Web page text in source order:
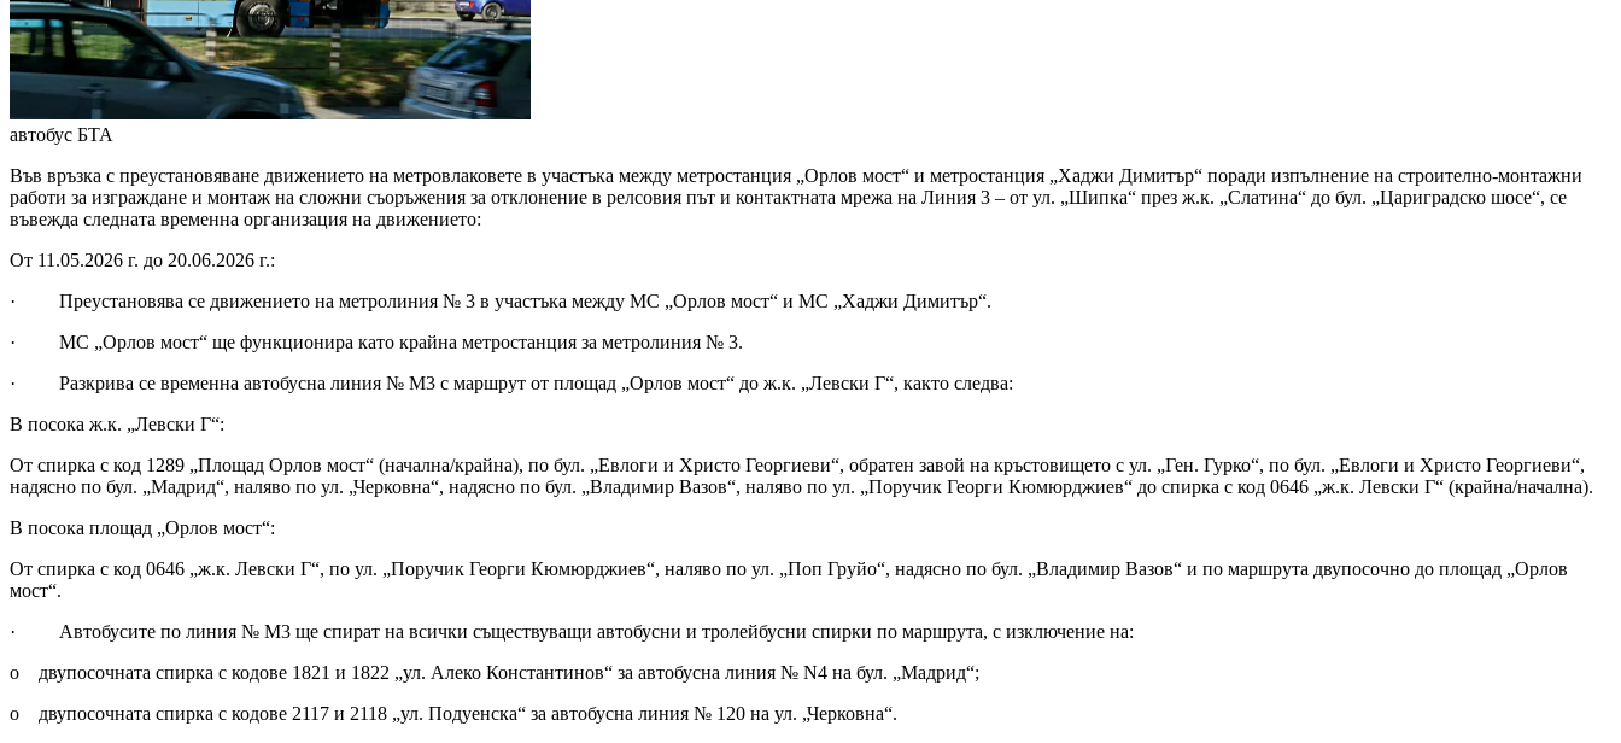
автобус БТА
Във връзка с преустановяване движението на метровлаковете в участъка между метростанция „Орлов мост“ и метростанция „Хаджи Димитър“ поради изпълнение на строително-монтажни
работи за изграждане и монтаж на сложни съоръжения за отклонение в релсовия път и контактната мрежа на Линия 3 – от ул. „Шипка“ през ж.к. „Слатина“ до бул. „Цариградско шосе“, се
въвежда следната временна организация на движението:
От 11.05.2026 г. до 20.06.2026 г.:
· Преустановява се движението на метролиния № 3 в участъка между МС „Орлов мост“ и МС „Хаджи Димитър“.
· МС „Орлов мост“ ще функционира като крайна метростанция за метролиния № 3.
· Разкрива се временна автобусна линия № М3 с маршрут от площад „Орлов мост“ до ж.к. „Левски Г“, както следва:
В посока ж.к. „Левски Г“:
От спирка с код 1289 „Площад Орлов мост“ (начална/крайна), по бул. „Евлоги и Христо Георгиеви“, обратен завой на кръстовището с ул. „Ген. Гурко“, по бул. „Евлоги и Христо Георгиеви“,
надясно по бул. „Мадрид“, наляво по ул. „Черковна“, надясно по бул. „Владимир Вазов“, наляво по ул. „Поручик Георги Кюмюрджиев“ до спирка с код 0646 „ж.к. Левски Г“ (крайна/начална).
В посока площад „Орлов мост“:
От спирка с код 0646 „ж.к. Левски Г“, по ул. „Поручик Георги Кюмюрджиев“, наляво по ул. „Поп Груйо“, надясно по бул. „Владимир Вазов“ и по маршрута двупосочно до площад „Орлов
мост“.
· Автобусите по линия № М3 ще спират на всички съществуващи автобусни и тролейбусни спирки по маршрута, с изключение на:
o двупосочната спирка с кодове 1821 и 1822 „ул. Алеко Константинов“ за автобусна линия № N4 на бул. „Мадрид“;
o двупосочната спирка с кодове 2117 и 2118 „ул. Подуенска“ за автобусна линия № 120 на ул. „Черковна“.